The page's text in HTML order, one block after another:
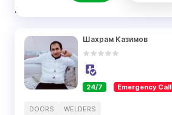
RESULTS
Шахрам Казимов
24/7 Emergency Call
DOORS WELDERS